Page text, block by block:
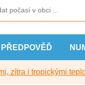
PŘEDPOVĚĎ
zítra i tropickými